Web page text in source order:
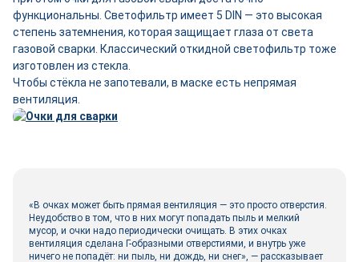
функциональны. Светофильтр имеет 5 DIN — это высокая
степень затемнения, которая защищает глаза от света
газовой сварки. Классический откидной светофильтр тоже
изготовлен из стекла.
Чтобы стёкла не запотевали, в маске есть непрямая
вентиляция.
«В очках может быть прямая вентиляция — это просто отверстия.
Неудобство в том, что в них могут попадать пыль и мелкий
мусор, и очки надо периодически очищать. В этих очках
вентиляция сделана Г-образными отверстиями, и внутрь уже
ничего не попадёт: ни пыль, ни дождь, ни снег», — рассказывает